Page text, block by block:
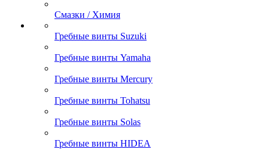
Смазки / Химия
Гребные винты Suzuki
Гребные винты Yamaha
Гребные винты Mercury
Гребные винты Tohatsu
Гребные винты Solas
Гребные винты HIDEA